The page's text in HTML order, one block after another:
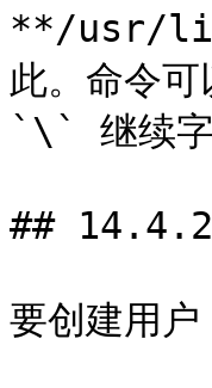
**/usr/
此。命令
`\` 继续字
##
要创建用